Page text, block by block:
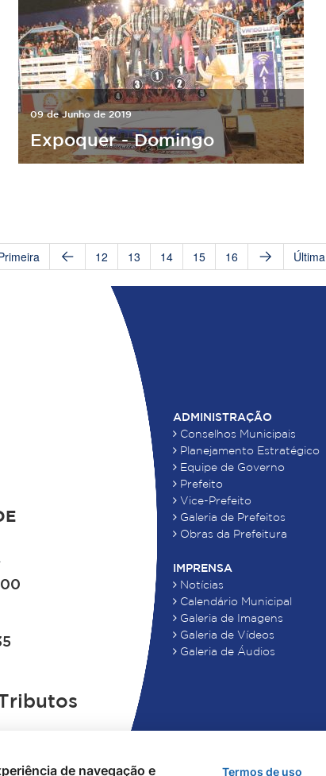
09 de Junho de 2019
Expoquer - Domingo
12 13 14 15 16 Última
ADMINISTRAÇÃO
Conselhos Municipais
Planejamento Estratégico
Equipe de Governo
Prefeito
Vice-Prefeito
Galeria de Prefeitos
Obras da Prefeitura
IMPRENSA
Notícias
Calendário Municipal
Galeria de Imagens
Galeria de Vídeos
Galeria de Áudios
de navegação e Termos de uso